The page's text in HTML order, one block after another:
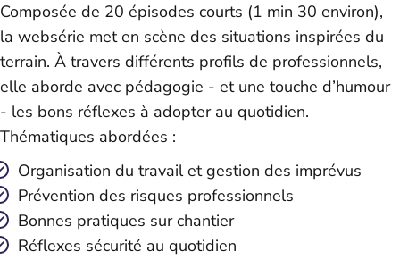
Composée de 20 épisodes courts (1 min 30 environ),
la websérie met en scène des situations inspirées du
terrain. À travers différents profils de professionnels,
elle aborde avec pédagogie - et une touche d’humour
- les bons réflexes à adopter au quotidien.
Thématiques abordées :
Organisation du travail et gestion des imprévus
Prévention des risques professionnels
Bonnes pratiques sur chantier
Réflexes sécurité au quotidien